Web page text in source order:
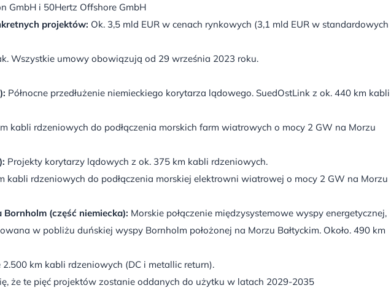
GmbH i 50Hertz Offshore GmbH
projektów: Ok. 3,5 mld EUR w cenach rynkowych (3,1 mld EUR w standardowych
Wszystkie umowy obowiązują od 29 września 2023 roku.
Północne przedłużenie niemieckiego korytarza lądowego. SuedOstLink z ok. 440 km kabli
kabli rdzeniowych do podłączenia morskich farm wiatrowych o mocy 2 GW na Morzu
Projekty korytarzy lądowych z ok. 375 km kabli rdzeniowych.
kabli rdzeniowych do podłączenia morskiej elektrowni wiatrowej o mocy 2 GW na Morzu
(część niemiecka): Morskie połączenie międzysystemowe wyspy energetycznej,
w pobliżu duńskiej wyspy Bornholm położonej na Morzu Bałtyckim. Około. 490 km
2.500 km kabli rdzeniowych (DC i metallic return).
że te pięć projektów zostanie oddanych do użytku w latach 2029-2035